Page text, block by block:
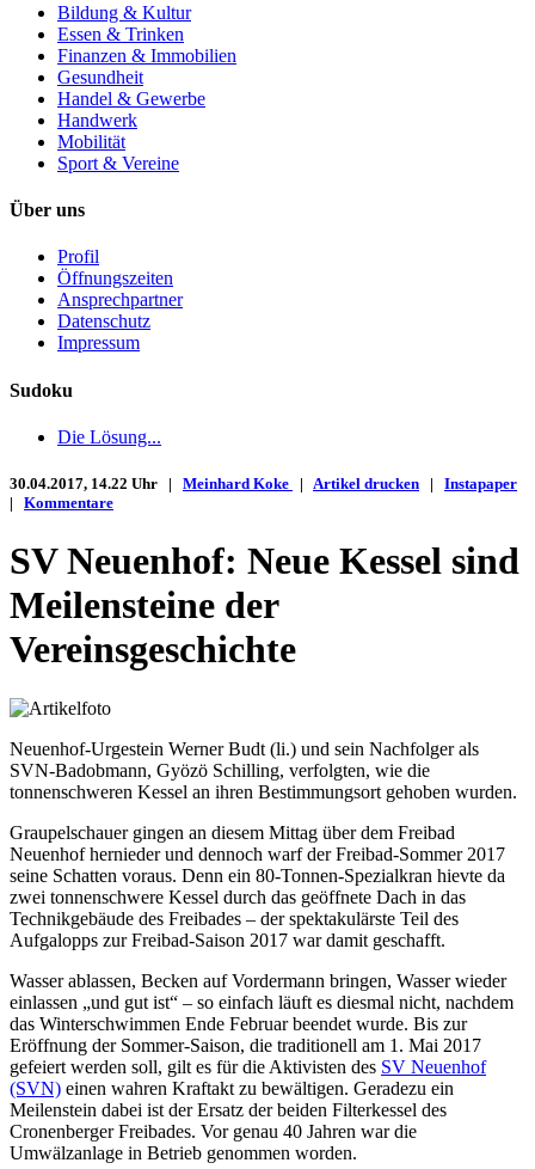
Bildung & Kultur
Essen & Trinken
Finanzen & Immobilien
Gesundheit
Handel & Gewerbe
Handwerk
Mobilität
Sport & Vereine
Über uns
Profil
Öffnungszeiten
Ansprechpartner
Datenschutz
Impressum
Sudoku
Die Lösung...
30.04.2017, 14.22 Uhr | Meinhard Koke | Artikel drucken | Instapaper
| Kommentare
SV Neuenhof: Neue Kessel sind
Meilensteine der
Vereinsgeschichte
Neuenhof-Urgestein Werner Budt (li.) und sein Nachfolger als
SVN-Badobmann, Gyözö Schilling, verfolgten, wie die
tonnenschweren Kessel an ihren Bestimmungsort gehoben wurden.
Graupelschauer gingen an diesem Mittag über dem Freibad
Neuenhof hernieder und dennoch warf der Freibad-Sommer 2017
seine Schatten voraus. Denn ein 80-Tonnen-Spezialkran hievte da
zwei tonnenschwere Kessel durch das geöffnete Dach in das
Technikgebäude des Freibades – der spektakulärste Teil des
Aufgalopps zur Freibad-Saison 2017 war damit geschafft.
Wasser ablassen, Becken auf Vordermann bringen, Wasser wieder
einlassen „und gut ist“ – so einfach läuft es diesmal nicht, nachdem
das Winterschwimmen Ende Februar beendet wurde. Bis zur
Eröffnung der Sommer-Saison, die traditionell am 1. Mai 2017
gefeiert werden soll, gilt es für die Aktivisten des SV Neuenhof
(SVN) einen wahren Kraftakt zu bewältigen. Geradezu ein
Meilenstein dabei ist der Ersatz der beiden Filterkessel des
Cronenberger Freibades. Vor genau 40 Jahren war die
Umwälzanlage in Betrieb genommen worden.